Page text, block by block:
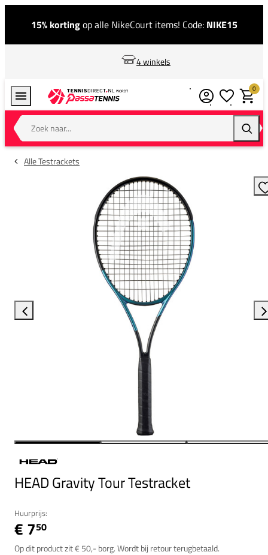
15% kortingop alle NikeCourt items! Code: NIKE15
4 winkels
Zoek naar...
0
Alle Testrackets
HEAD Gravity Tour Testracket
Huurprijs:
€ 750
Op dit product zit € 50,- borg. Wordt bij retour terugbetaald.